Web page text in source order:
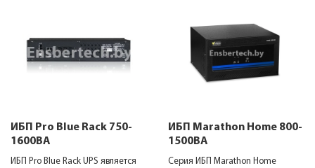
ИБП Pro Blue Rack 750-
1600ВА
ИБП Pro Blue Rack UPS является
ИБП Marathon Home 800-
1500ВА
Серия ИБП Marathon Home